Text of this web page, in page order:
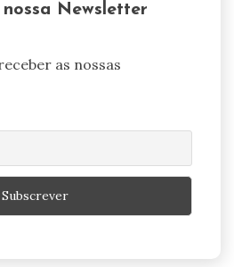
Newsletter
as nossas